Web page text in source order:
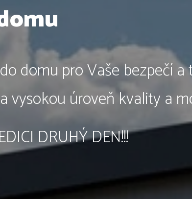
domu pro Vaše bezpečí a
vysokou úroveň kvality a
DRUHÝ DEN!!!